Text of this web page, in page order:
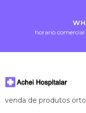
horario comercial
venda de produtos